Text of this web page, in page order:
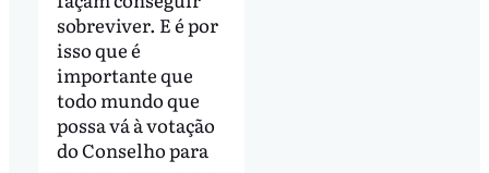
sobreviver. E é por
isso que é
importante que
todo mundo que
possa vá à votação
do Conselho para